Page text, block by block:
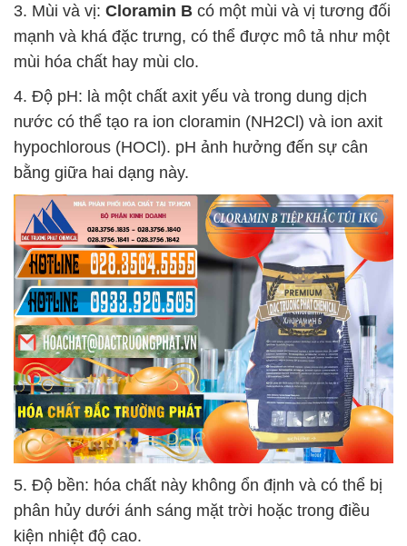
3. Mùi và vị: Cloramin B có một mùi và vị tương đối
mạnh và khá đặc trưng, có thể được mô tả như một
mùi hóa chất hay mùi clo.
4. Độ pH: là một chất axit yếu và trong dung dịch
nước có thể tạo ra ion cloramin (NH2Cl) và ion axit
hypochlorous (HOCl). pH ảnh hưởng đến sự cân
bằng giữa hai dạng này.
5. Độ bền: hóa chất này không ổn định và có thể bị
phân hủy dưới ánh sáng mặt trời hoặc trong điều
kiện nhiệt độ cao.